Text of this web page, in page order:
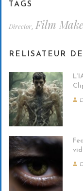
TAGS
Director,Film
RELISATEUR